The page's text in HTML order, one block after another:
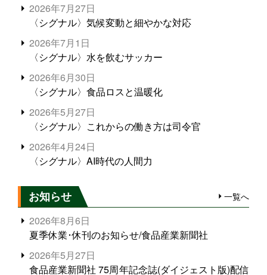
2026年7月27日
〈シグナル〉気候変動と細やかな対応
2026年7月1日
〈シグナル〉水を飲むサッカー
2026年6月30日
〈シグナル〉食品ロスと温暖化
2026年5月27日
〈シグナル〉これからの働き方は司令官
2026年4月24日
〈シグナル〉AI時代の人間力
お知らせ 一覧へ
2026年8月6日
夏季休業･休刊のお知らせ/食品産業新聞社
2026年5月27日
食品産業新聞社 75周年記念誌(ダイジェスト版)配信